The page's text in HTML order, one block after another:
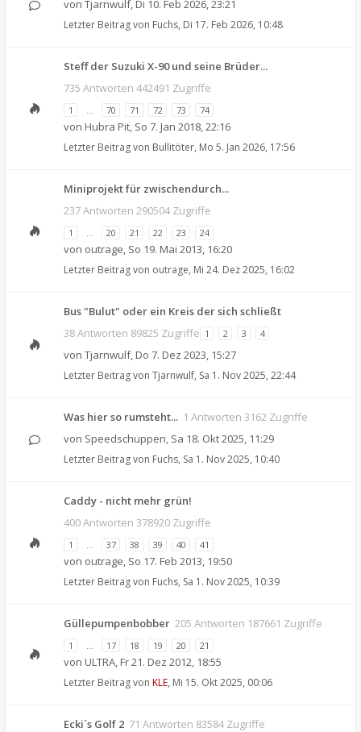
von Tjarnwulf, Di 10. Feb 2026, 23:21
Letzter Beitrag von Fuchs, Di 17. Feb 2026, 10:48
Steff der Suzuki X-90 und seine Brüder...
735 Antworten 442491 Zugriffe
1 … 70 71 72 73 74
von Hubra Pit, So 7. Jan 2018, 22:16
Letzter Beitrag von Bullitöter, Mo 5. Jan 2026, 17:56
Miniprojekt für zwischendurch...
237 Antworten 290504 Zugriffe
1 … 20 21 22 23 24
von outrage, So 19. Mai 2013, 16:20
Letzter Beitrag von outrage, Mi 24. Dez 2025, 16:02
Bus "Bulut" oder ein Kreis der sich schließt
38 Antworten 89825 Zugriffe 1 2 3 4
von Tjarnwulf, Do 7. Dez 2023, 15:27
Letzter Beitrag von Tjarnwulf, Sa 1. Nov 2025, 22:44
Was hier so rumsteht... 1 Antworten 3162 Zugriffe
von Speedschuppen, Sa 18. Okt 2025, 11:29
Letzter Beitrag von Fuchs, Sa 1. Nov 2025, 10:40
Caddy - nicht mehr grün!
400 Antworten 378920 Zugriffe
1 … 37 38 39 40 41
von outrage, So 17. Feb 2013, 19:50
Letzter Beitrag von Fuchs, Sa 1. Nov 2025, 10:39
Güllepumpenbobber 205 Antworten 187661 Zugriffe
1 … 17 18 19 20 21
von ULTRA, Fr 21. Dez 2012, 18:55
Letzter Beitrag von KLE, Mi 15. Okt 2025, 00:06
Ecki´s Golf 2 71 Antworten 83584 Zugriffe